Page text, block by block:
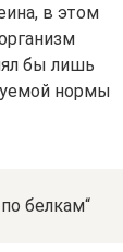
в этом
бы лишь
нормы
белкам“